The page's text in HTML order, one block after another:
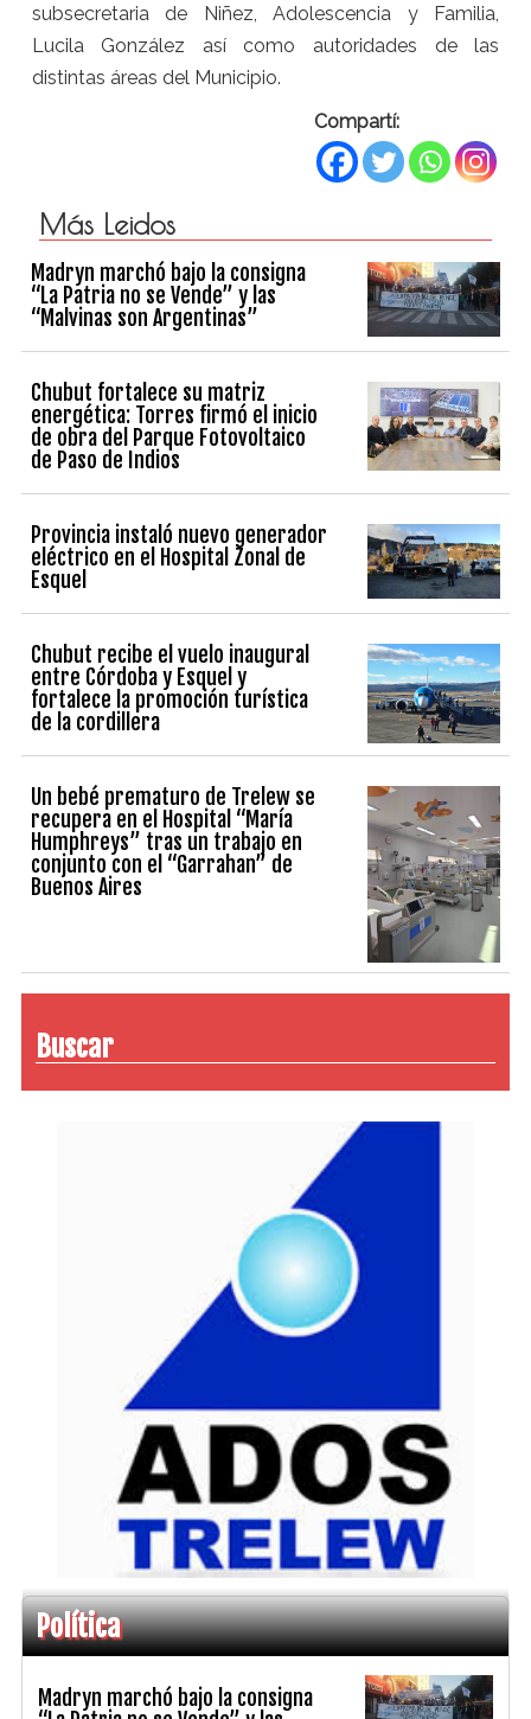
subsecretaria de Niñez, Adolescencia y Familia,
Lucila González así como autoridades de las
distintas áreas del Municipio.
Compartí:
Más Leidos
Madryn marchó bajo la consigna
“La Patria no se Vende” y las
“Malvinas son Argentinas”
Chubut fortalece su matriz
energética: Torres firmó el inicio
de obra del Parque Fotovoltaico
de Paso de Indios
Provincia instaló nuevo generador
eléctrico en el Hospital Zonal de
Esquel
Chubut recibe el vuelo inaugural
entre Córdoba y Esquel y
fortalece la promoción turística
de la cordillera
Un bebé prematuro de Trelew se
recupera en el Hospital “María
Humphreys” tras un trabajo en
conjunto con el “Garrahan” de
Buenos Aires
Buscar
Política
Madryn marchó bajo la consigna